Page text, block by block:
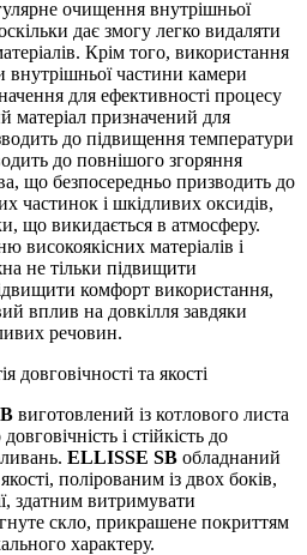
очищення внутрішньої
дає змогу легко видаляти
Крім того, використання
внутрішньої частини камери
для ефективності процесу
матеріал призначений для
до підвищення температури
до повнішого згоряння
що безпосередньо призводить до
частинок і шкідливих оксидів,
що викидається в атмосферу.
високоякісних матеріалів і
не тільки підвищити
комфорт використання,
вплив на довкілля завдяки
речовин.
та якості
виготовлений із котлового листа
і стійкість до
ELLISSE SB обладнаний
полірованим із двох боків,
здатним витримувати
скло, прикрашене покриттям
характеру.